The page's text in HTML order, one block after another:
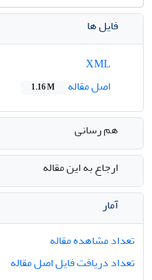
فایل ها
اصل مقاله
1.16 M
هم رسانی
ارجاع به این مقاله
آمار
تعداد مشاهده مقاله
تعداد دریافت فایل اصل مقاله